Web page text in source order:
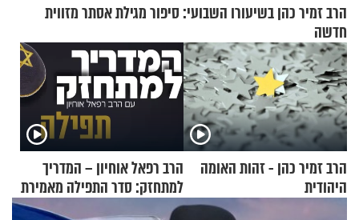
הרב זמיר כהן בשיעורו השבועי: סיפור מגילת אסתר מזווית
חדשה
הרב זמיר כהן - זהות האומה
היהודית
הרב רפאל אוחיון – המדריך
למתחזק: סדר התפילה מאמירת
הקורבנות ועד קריאת שמע